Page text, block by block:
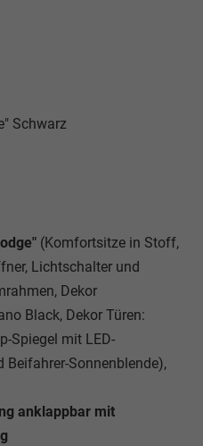
Schwarz
(Komfortsitze in Stoff,
Lichtschalter und
Dekor
Black, Dekor Türen:
Spiegel mit LED-
Beifahrer-Sonnenblende),
anklappbar mit